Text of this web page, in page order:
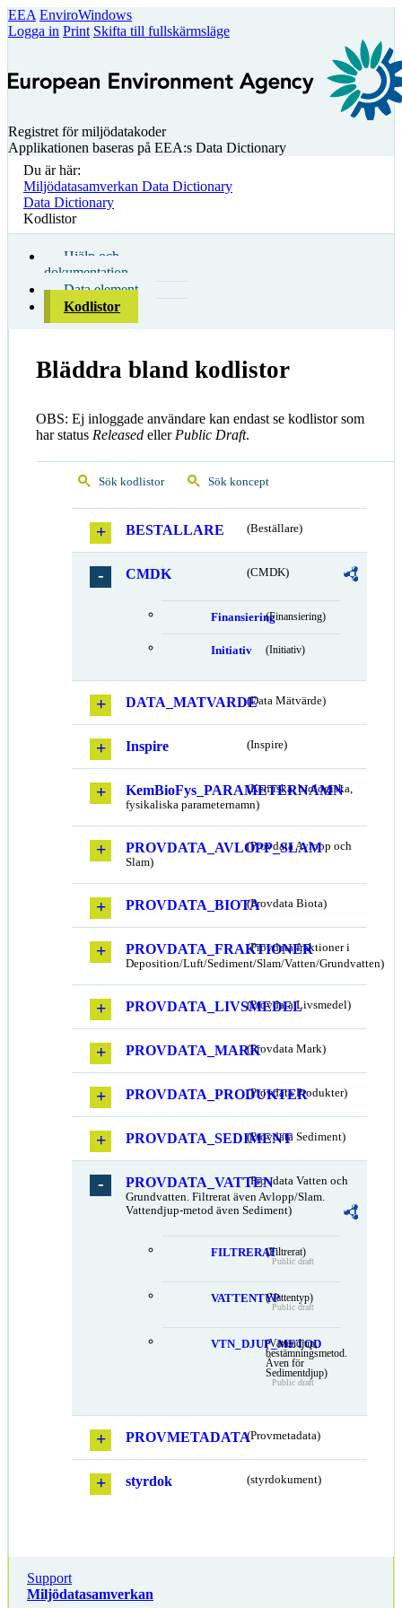
EEA EnviroWindows
Logga in Print Skifta till fullskärmsläge
Registret för miljödatakoder
Applikationen baseras på EEA:s Data Dictionary
Du är här:
Miljödatasamverkan Data Dictionary
Data Dictionary
Kodlistor
Hjälp och
dokumentation
Data element
Kodlistor
Bläddra bland kodlistor
OBS: Ej inloggade användare kan endast se kodlistor som
har status Released eller Public Draft.
Sök kodlistor Sök koncept
BESTALLARE (Beställare)
CMDK (CMDK)
Finansiering(Finansiering)
Initiativ (Initiativ)
DATA_MATVARDE(Data Mätvärde)
Inspire (Inspire)
KemBioFys_PARAMETERNAMN
(Kemiska, biologiska,
fysikaliska parameternamn)
PROVDATA_AVLOPP_SLAM
(Provdata Avlopp och
Slam)
PROVDATA_BIOTA(Provdata Biota)
PROVDATA_FRAKTIONER
(Provdata fraktioner i
Deposition/Luft/Sediment/Slam/Vatten/Grundvatten)
PROVDATA_LIVSMEDEL
(Provdata Livsmedel)
PROVDATA_MARK(Provdata Mark)
PROVDATA_PRODUKTER
(Provdata Produkter)
PROVDATA_SEDIMENT(Provdata Sediment)
PROVDATA_VATTEN(Provdata Vatten och
Grundvatten. Filtrerat även Avlopp/Slam.
Vattendjup-metod även Sediment)
FILTRERAT(Filtrerat)
Public draft
VATTENTYP(Vattentyp)
Public draft
VTN_DJUP_METOD
(Vattendjup,
bestämningsmetod.
Även för
Sedimentdjup)
Public draft
PROVMETADATA(Provmetadata)
styrdok (styrdokument)
Support
Miljödatasamverkan